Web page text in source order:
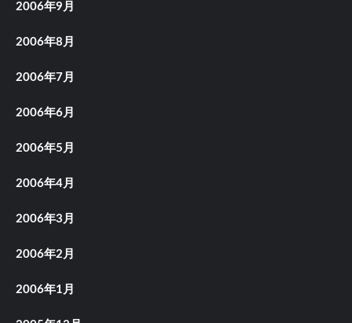
2006年9月
2006年8月
2006年7月
2006年6月
2006年5月
2006年4月
2006年3月
2006年2月
2006年1月